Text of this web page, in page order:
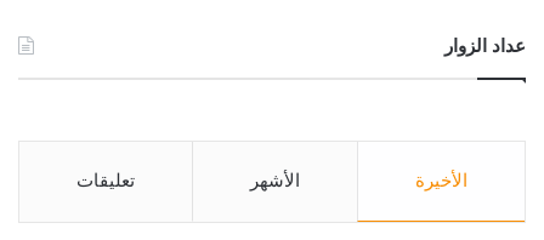
عداد الزوار
الأخيرة الأشهر تعليقات